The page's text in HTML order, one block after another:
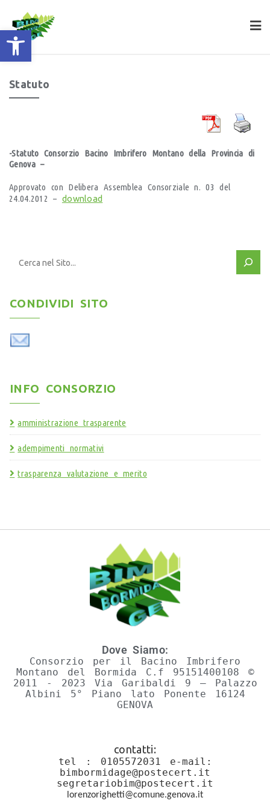
apri la barra degli strumenti
Statuto
-Statuto Consorzio Bacino Imbrifero Montano della Provincia di
Genova –
Approvato con Delibera Assemblea Consorziale n. 03 del
24.04.2012 – download
CONDIVIDI SITO
INFO CONSORZIO
amministrazione trasparente
adempimenti normativi
trasparenza valutazione e merito
Dove Siamo:
Consorzio per il Bacino Imbrifero
Montano del Bormida C.f 95151400108 ©
2011 - 2023 Via Garibaldi 9 – Palazzo
Albini 5° Piano lato Ponente 16124
GENOVA
contatti:
tel : 0105572031 e-mail:
bimbormidage@postecert.it
segretariobim@postecert.it
lorenzorighetti@comune.genova.it